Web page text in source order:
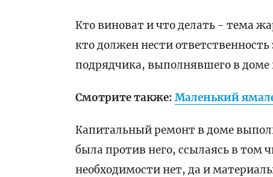
Кто виноват и что делать - тема
кто должен нести
подрядчика, выполнявшего в доме
Смотрите также:Маленький
Капитальный ремонт в доме
была против него, ссылаясь в том
необходимости нет, да и